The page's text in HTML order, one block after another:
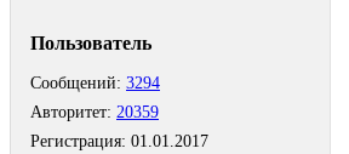
Пользователь
Сообщений: 3294
Авторитет: 20359
Регистрация: 01.01.2017